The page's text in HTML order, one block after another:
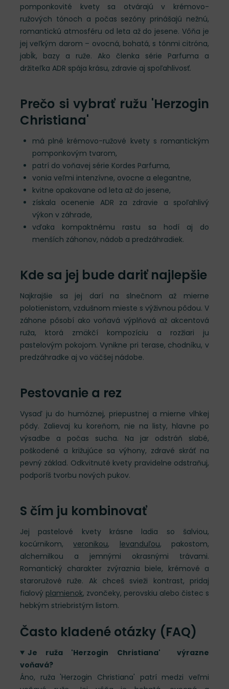
pomponkovité kvety sa otvárajú v krémovo-
ružových tónoch a počas sezóny prinášajú nežnú,
romantickú atmosféru od leta až do jesene. Vôňa je
jej veľkým darom – ovocná, bohatá, s tónmi citróna,
jabĺk, bazy a ruže. Ako členka série Parfuma a
držiteľka ADR spája krásu, zdravie aj spoľahlivosť.
Prečo si vybrať ružu 'Herzogin
Christiana'
má plné krémovo-ružové kvety s romantickým
pomponkovým tvarom,
patrí do voňavej série Kordes Parfuma,
vonia veľmi intenzívne, ovocne a elegantne,
kvitne opakovane od leta až do jesene,
získala ocenenie ADR za zdravie a spoľahlivý
výkon v záhrade,
vďaka kompaktnému rastu sa hodí aj do
menších záhonov, nádob a predzáhradiek.
Kde sa jej bude dariť najlepšie
Najkrajšie sa jej darí na slnečnom až mierne
polotienistom, vzdušnom mieste s výživnou pôdou. V
záhone pôsobí ako voňavá výplňová až akcentová
ruža, ktorá zmäkčí kompozíciu a rozžiari ju
pastelovým pokojom. Vynikne pri terase, chodníku, v
predzáhradke aj vo väčšej nádobe.
Pestovanie a rez
Vysaď ju do humóznej, priepustnej a mierne vlhkej
pôdy. Zalievaj ku koreňom, nie na listy, hlavne po
výsadbe a počas sucha. Na jar odstráň slabé,
poškodené a križujúce sa výhony, zdravé skráť na
pevný základ. Odkvitnuté kvety pravidelne odstraňuj,
podporíš tvorbu nových pukov.
S čím ju kombinovať
Jej pastelové kvety krásne ladia so šalviou,
kocúrnikom,veronikou, levanduľou, pakostom,
alchemilkou a jemnými okrasnými trávami.
Romantický charakter zvýraznia biele, krémové a
staroružové ruže. Ak chceš svieži kontrast, pridaj
fialový plamienok, zvončeky, perovskiu alebo čistec s
hebkým striebristým listom.
Často kladené otázky (FAQ)
Je ruža 'Herzogin Christiana' výrazne
voňavá?
Áno, ruža 'Herzogin Christiana' patrí medzi veľmi